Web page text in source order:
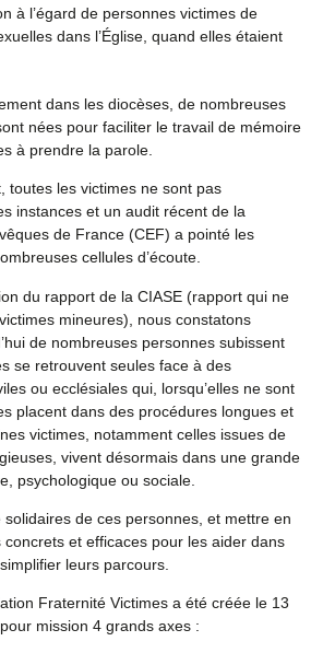
à l’égard de personnes victimes de
dans l’Église, quand elles étaient
dans les diocèses, de nombreuses
nées pour faciliter le travail de mémoire
à prendre la parole.
toutes les victimes ne sont pas
instances et un audit récent de la
de France (CEF) a pointé les
cellules d’écoute.
du rapport de la CIASE (rapport qui ne
mineures), nous constatons
de nombreuses personnes subissent
se retrouvent seules face à des
ou ecclésiales qui, lorsqu’elles ne sont
placent dans des procédures longues et
victimes, notamment celles issues de
vivent désormais dans une grande
psychologique ou sociale.
solidaires de ces personnes, et mettre en
concrets et efficaces pour les aider dans
leurs parcours.
Fraternité Victimes a été créée le 13
mission 4 grands axes :